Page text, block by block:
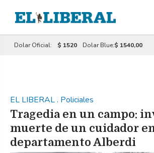
Dolar Oficial: $ 1520 Dolar Blue:$ 1540,00
EL LIBERAL. Policiales
Tragedia en un campo:
muerte de un cuidador
departamento Alberdi